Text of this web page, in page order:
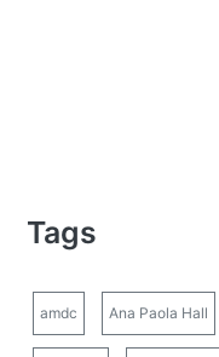
Tags
amdc Ana Paola Hall